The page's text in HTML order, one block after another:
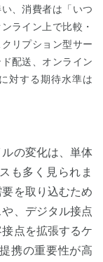
、消費者は「いつ
ライン上で比較・
リプション型サー
配送、オンライン
対する期待水準は
の変化は、単体
も多く見られま
を取り込むため
、デジタル接点
点を拡張するケ
携の重要性が高